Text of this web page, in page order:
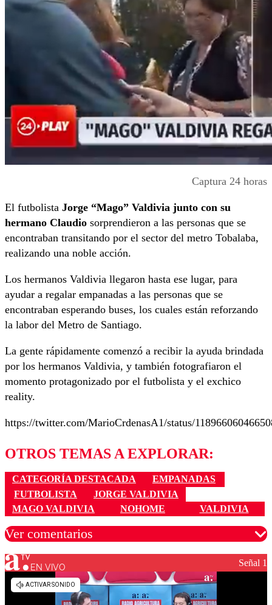
Captura 24 horas
El futbolista Jorge “Mago” Valdivia junto con su
hermano Claudio sorprendieron a las personas que se
encontraban transitando por el sector del metro Tobalaba,
realizando una noble acción.
Los hermanos Valdivia llegaron hasta ese lugar, para
ayudar a regalar empanadas a las personas que se
encontraban esperando buses, los cuales están reforzando
la labor del Metro de Santiago.
La gente rápidamente comenzó a recibir la ayuda brindada
por los hermanos Valdivia, y también fotografiaron el
momento protagonizado por el futbolista y el exchico
reality.
https://twitter.com/MarioCrdenasA1/status/
OTROS TEMAS A EXPLORAR:
CATEGORÍA DESTACADA
EMPANADAS
FUTBOLISTA
JORGE VALDIVIA
MAGO VALDIVIA
NOHOME VALDIVIA
Ver comentarios
Los comentarios son moderados para garantizar un
diálogo respetuoso.
EN VIVO Señal 1